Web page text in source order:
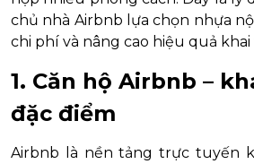
chủ nhà Airbnb lựa chọn nhựa
chi phí và nâng cao hiệu quả khai
1. Căn hộ Airbnb –
đặc điểm
Airbnb là nền tảng trực tuyến